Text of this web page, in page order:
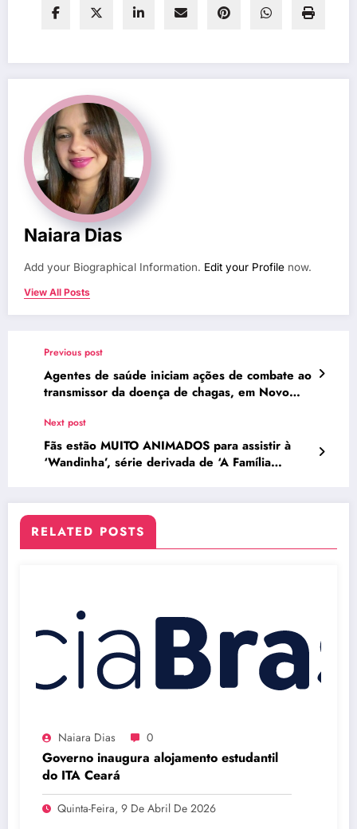
Naiara Dias
Add your Biographical Information. Edit your Profile now.
View All Posts
Previous post
Agentes de saúde iniciam ações de combate ao
transmissor da doença de chagas, em Novo
Next post
Fãs estão MUITO ANIMADOS para assistir à
‘Wandinha’, série derivada de ‘A Família
RELATED POSTS
Naiara Dias 0
Governo inaugura alojamento estudantil
do ITA Ceará
Quinta-Feira, 9 De Abril De 2026